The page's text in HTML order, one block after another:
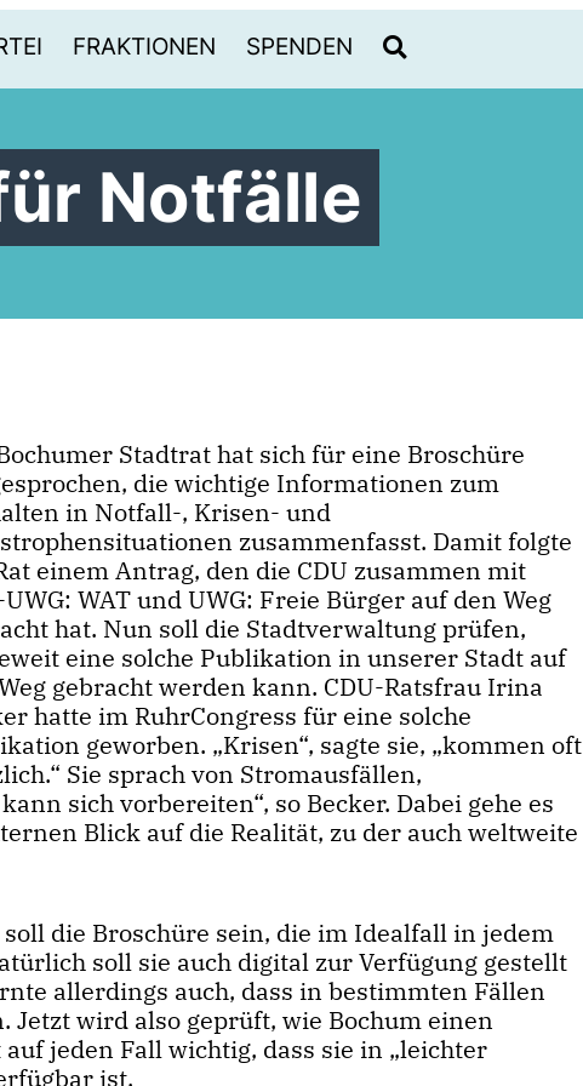
FRAKTIONEN SPENDEN
Notfälle
Stadtrat hat sich für eine Broschüre
die wichtige Informationen zum
in Notfall-, Krisen- und
zusammenfasst. Damit folgte
einem Antrag, den die CDU zusammen mit
UWG: WAT und UWG: Freie Bürger auf den Weg
hat. Nun soll die Stadtverwaltung prüfen,
eine solche Publikation in unserer Stadt auf
gebracht werden kann. CDU-Ratsfrau Irina
hatte im RuhrCongress für eine solche
geworben. „Krisen“, sagte sie, „kommen oft
Sie sprach von Stromausfällen,
sich vorbereiten“, so Becker. Dabei gehe es
Blick auf die Realität, zu der auch weltweite
die Broschüre sein, die im Idealfall in jedem
soll sie auch digital zur Verfügung gestellt
allerdings auch, dass in bestimmten Fällen
wird also geprüft, wie Bochum einen
jeden Fall wichtig, dass sie in „leichter
ist.